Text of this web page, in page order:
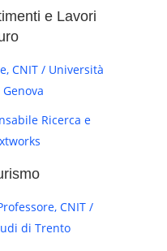
e Lavori
CNIT / Università
Ricerca e
CNIT /
di Trento